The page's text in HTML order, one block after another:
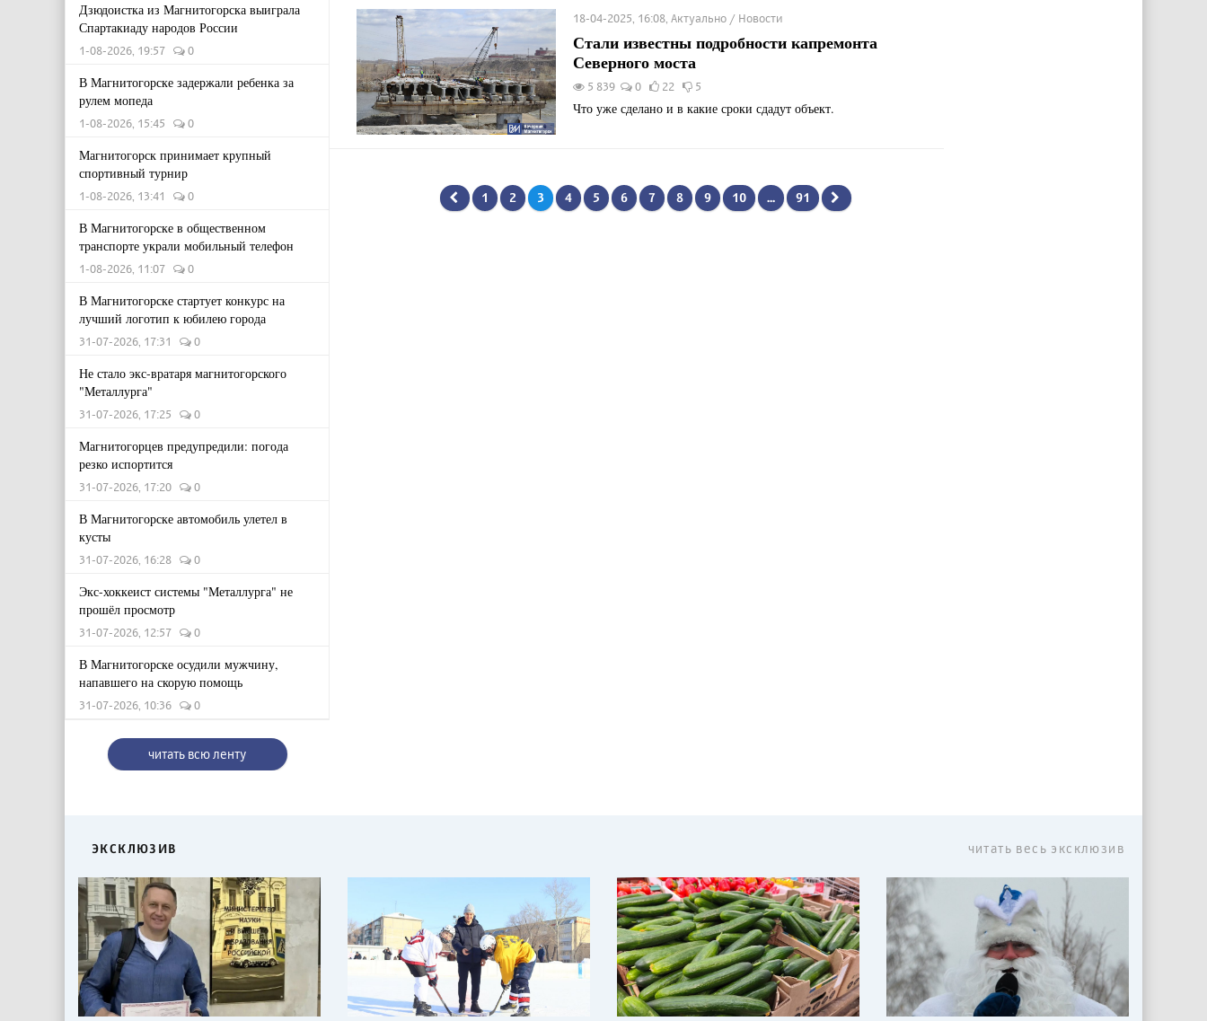
Дзюдоистка из Магнитогорска выиграла
Спартакиаду народов России
1-08-2026, 19:57 0
В Магнитогорске задержали ребенка за
рулем мопеда
1-08-2026, 15:45 0
Магнитогорск принимает крупный
спортивный турнир
1-08-2026, 13:41 0
В Магнитогорске в общественном
транспорте украли мобильный телефон
1-08-2026, 11:07 0
В Магнитогорске стартует конкурс на
лучший логотип к юбилею города
31-07-2026, 17:31 0
Не стало экс-вратаря магнитогорского
"Металлурга"
31-07-2026, 17:25 0
Магнитогорцев предупредили: погода
резко испортится
31-07-2026, 17:20 0
В Магнитогорске автомобиль улетел в
кусты
31-07-2026, 16:28 0
Экс-хоккеист системы "Металлурга" не
прошёл просмотр
31-07-2026, 12:57 0
В Магнитогорске осудили мужчину,
напавшего на скорую помощь
31-07-2026, 10:36 0
читать всю ленту
18-04-2025, 16:08, Актуально / Новости
Стали известны подробности капремонта
Северного моста
5 839 0 22 5
Что уже сделано и в какие сроки сдадут объект.
1 2 3 4 5 6 7 8 9 10 ... 91
ЭКСКЛЮЗИВ читать весь эксклюзив